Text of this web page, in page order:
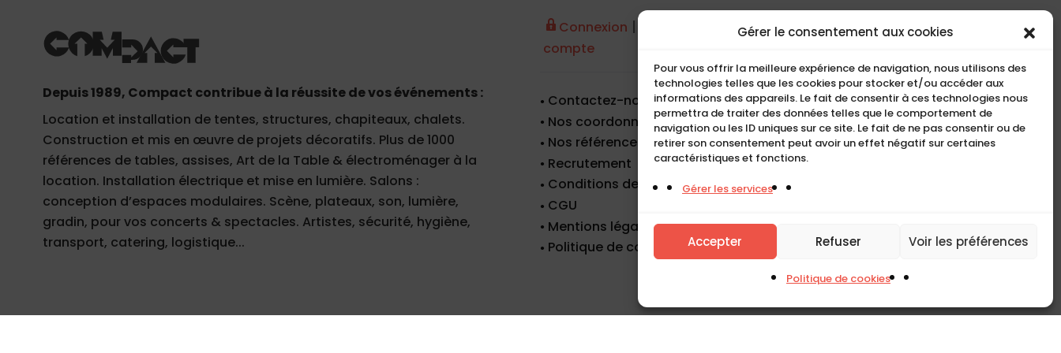
Gérer le consentement aux cookies
Pour vous offrir la meilleure expérience de navigation, nous utilisons des
technologies telles que les cookies pour stocker et/ou accéder aux
informations des appareils. Le fait de consentir à ces technologies nous
permettra de traiter des données telles que le comportement de
navigation ou les ID uniques sur ce site. Le fait de ne pas consentir ou de
retirer son consentement peut avoir un effet négatif sur certaines
caractéristiques et fonctions.
Gérer les services
Accepter Refuser Voir les préférences
Politique de cookies
Depuis 1989, Compact contribue à la réussite de vos événements :
Location et installation de tentes, structures, chapiteaux, chalets.
Construction et mis en œuvre de projets décoratifs. Plus de 1000
références de tables, assises, Art de la Table & électroménager à la
location. Installation électrique et mise en lumière. Salons :
conception d’espaces modulaires. Scène, plateaux, son, lumière,
gradin, pour vos concerts & spectacles. Artistes, sécurité, hygiène,
transport, catering, logistique...
Connexion |
compte
Contactez-nous
Nos coordonnées
Nos références
Recrutement
Conditions de location
CGU
Mentions légales
Politique de cookies (UE)
COMPACT
5, Rue Ambroise Croizat
95195 BP30523
Goussainville Cedex Val
d’Oise France.
01 34 04 76 50